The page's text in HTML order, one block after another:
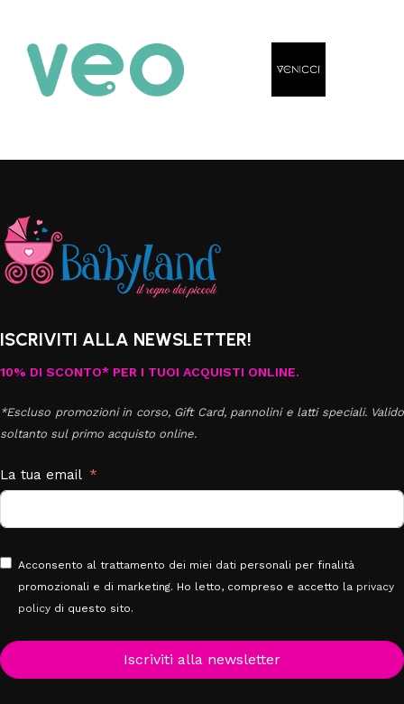
ISCRIVITI ALLA NEWSLETTER!
10% DI SCONTO* PER I TUOI ACQUISTI ONLINE.
*Escluso promozioni in corso, Gift Card, pannolini e latti speciali. Valido
soltanto sul primo acquisto online.
La tua email
Acconsento al trattamento dei miei dati personali per finalità
promozionali e di marketing. Ho letto, compreso e accetto la privacy
policy di questo sito.
Iscriviti alla newsletter